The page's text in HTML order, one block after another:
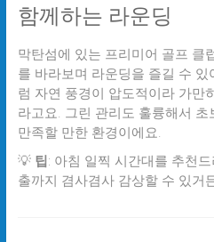
함께하는 라운딩
막탄섬에 있는 프리미어 골프 클
를 바라보며 라운딩을 즐길 수
럼 자연 풍경이 압도적이라 가만
라고요. 그린 관리도 훌륭해서
만족할 만한 환경이에요.
💡 팁 : 아침 일찍 시간대를 추천
출까지 겸사겸사 감상할 수 있거